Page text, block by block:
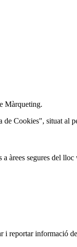
Màrqueting.
de Cookies", situat al
àrees segures del
i reportar informació